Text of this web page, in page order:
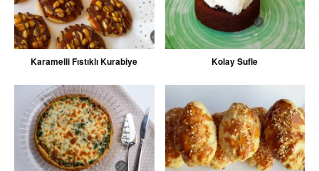
Karamelli Fıstıklı Kurabiye Kolay Sufle